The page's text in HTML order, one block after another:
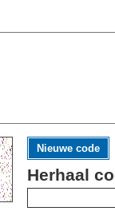
Nieuwe code
Herhaal